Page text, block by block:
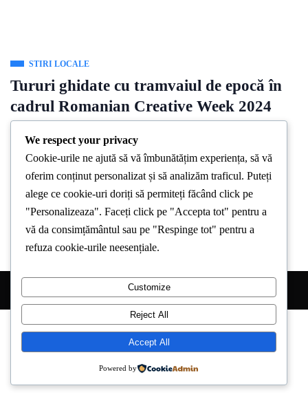
STIRI LOCALE
Tururi ghidate cu tramvaiul de epocă în
cadrul Romanian Creative Week 2024
Stirea De Iasi May 19, 2024
Cu ocazia Romanian Creative Week 2024, Compania de
Transport Public Iasi ii invita pe ieseni sa participe la tururile
ghidate
Copyright © 2026 Stirea de Iasi. All Right Reserved.
We respect your privacy
Cookie-urile ne ajută să vă îmbunătățim experiența, să vă
oferim conținut personalizat și să analizăm traficul. Puteți
alege ce cookie-uri doriți să permiteți făcând click pe
"Personalizeaza". Faceți click pe "Accepta tot" pentru a
vă da consimțământul sau pe "Respinge tot" pentru a
refuza cookie-urile neesențiale.
Customize
Reject All
Accept All
Powered by